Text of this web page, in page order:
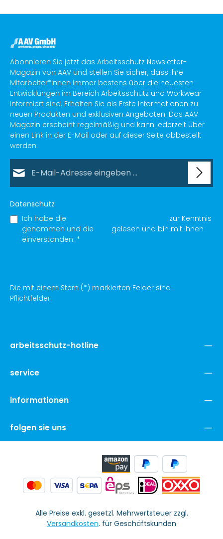
Abonnieren Sie jetzt das Arbeitsschutz Newsletter-
Magazin von AAV und stellen Sie sicher, dass Ihre
Mitarbeiter*innen immer bestens über die neuesten
Entwicklungen im Bereich Arbeitsschutz und Workwear
informiert sind. Erhalten Sie als Erste Informationen zu
neuen Produkten und exklusiven Angeboten. Das AAV
Magazin erscheint regelmäßig und kann jederzeit über
einen Link in der E-Mail oder auf dieser Seite abbestellt
werden.
Datenschutz
Ich habe die
zur Kenntnis
genommen und die
gelesen und bin mit ihnen
einverstanden. *
Die mit einem Stern (*) markierten Felder sind
Pflichtfelder.
arbeitsschutz-hotline
service
informationen
folgen sie uns
Alle Preise exkl. gesetzl. Mehrwertsteuer zzgl.
Versandkosten. für Geschäftskunden